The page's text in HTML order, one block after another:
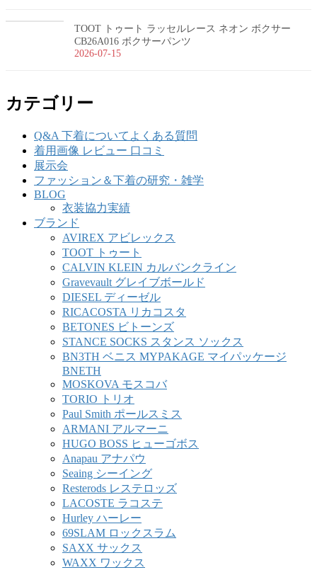
TOOT トゥート ラッセルレース ネオン ボクサー
CB26A016 ボクサーパンツ
2026-07-15
カテゴリー
Q&A 下着についてよくある質問
着用画像 レビュー 口コミ
展示会
ファッション＆下着の研究・雑学
BLOG
衣装協力実績
ブランド
AVIREX アビレックス
TOOT トゥート
CALVIN KLEIN カルバンクライン
Gravevault グレイブボールド
DIESEL ディーゼル
RICACOSTA リカコスタ
BETONES ビトーンズ
STANCE SOCKS スタンス ソックス
BN3TH ベニス MYPAKAGE マイパッケージ
BNETH
MOSKOVA モスコバ
TORIO トリオ
Paul Smith ポールスミス
ARMANI アルマーニ
HUGO BOSS ヒューゴボス
Anapau アナパウ
Seaing シーイング
Resterods レステロッズ
LACOSTE ラコステ
Hurley ハーレー
69SLAM ロックスラム
SAXX サックス
WAXX ワックス